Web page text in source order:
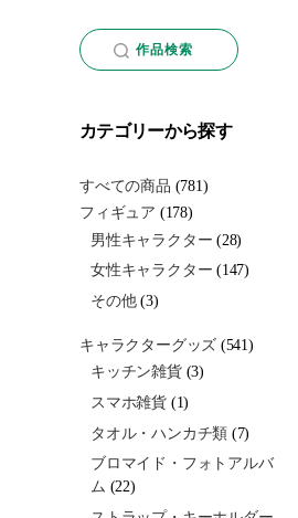
作品検索
カテゴリーから探す
すべての商品 (781)
フィギュア (178)
男性キャラクター (28)
女性キャラクター (147)
その他(3)
キャラクターグッズ (541)
キッチン雑貨(3)
スマホ雑貨(1)
タオル・ハンカチ類 (7)
ブロマイド・フォトアルバ
ム (22)